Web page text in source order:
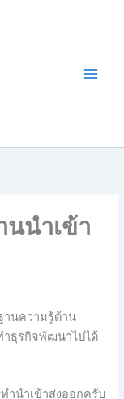
นนำเข้า
านความรู้ด้าน
ำธุรกิจพัฒนาไปได้
ำนำเข้าส่งออกครับ